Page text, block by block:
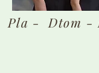
Pla - Dtom -